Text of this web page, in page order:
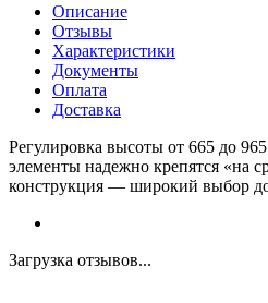
Описание
Отзывы
Характеристики
Документы
Оплата
Доставка
Регулировка высоты от 665 до
элементы надежно крепятся «на
конструкция — широкий выбор
Загрузка отзывов...